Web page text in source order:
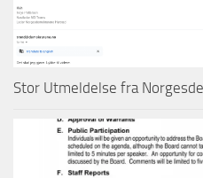
Stor Utmeldelse fra